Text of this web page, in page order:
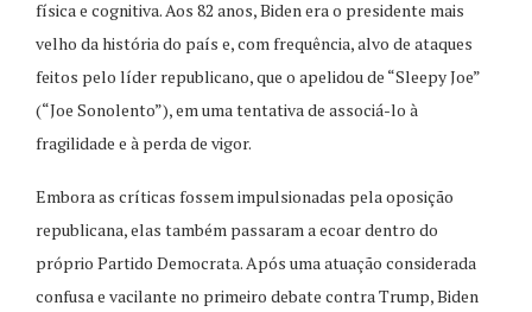
física e cognitiva. Aos 82 anos, Biden era o presidente mais
velho da história do país e, com frequência, alvo de ataques
feitos pelo líder republicano, que o apelidou de “Sleepy Joe”
(“Joe Sonolento”), em uma tentativa de associá-lo à
fragilidade e à perda de vigor.
Embora as críticas fossem impulsionadas pela oposição
republicana, elas também passaram a ecoar dentro do
próprio Partido Democrata. Após uma atuação considerada
confusa e vacilante no primeiro debate contra Trump, Biden